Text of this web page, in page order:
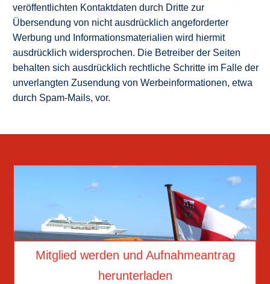
veröffentlichten Kontaktdaten durch Dritte zur
Übersendung von nicht ausdrücklich angeforderter
Werbung und Informationsmaterialien wird hiermit
ausdrücklich widersprochen. Die Betreiber der Seiten
behalten sich ausdrücklich rechtliche Schritte im Falle der
unverlangten Zusendung von Werbeinformationen, etwa
durch Spam-Mails, vor.
Mitglied werden und Aufnahmeantrag
herunterladen